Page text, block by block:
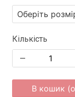
Кількість
В кошик